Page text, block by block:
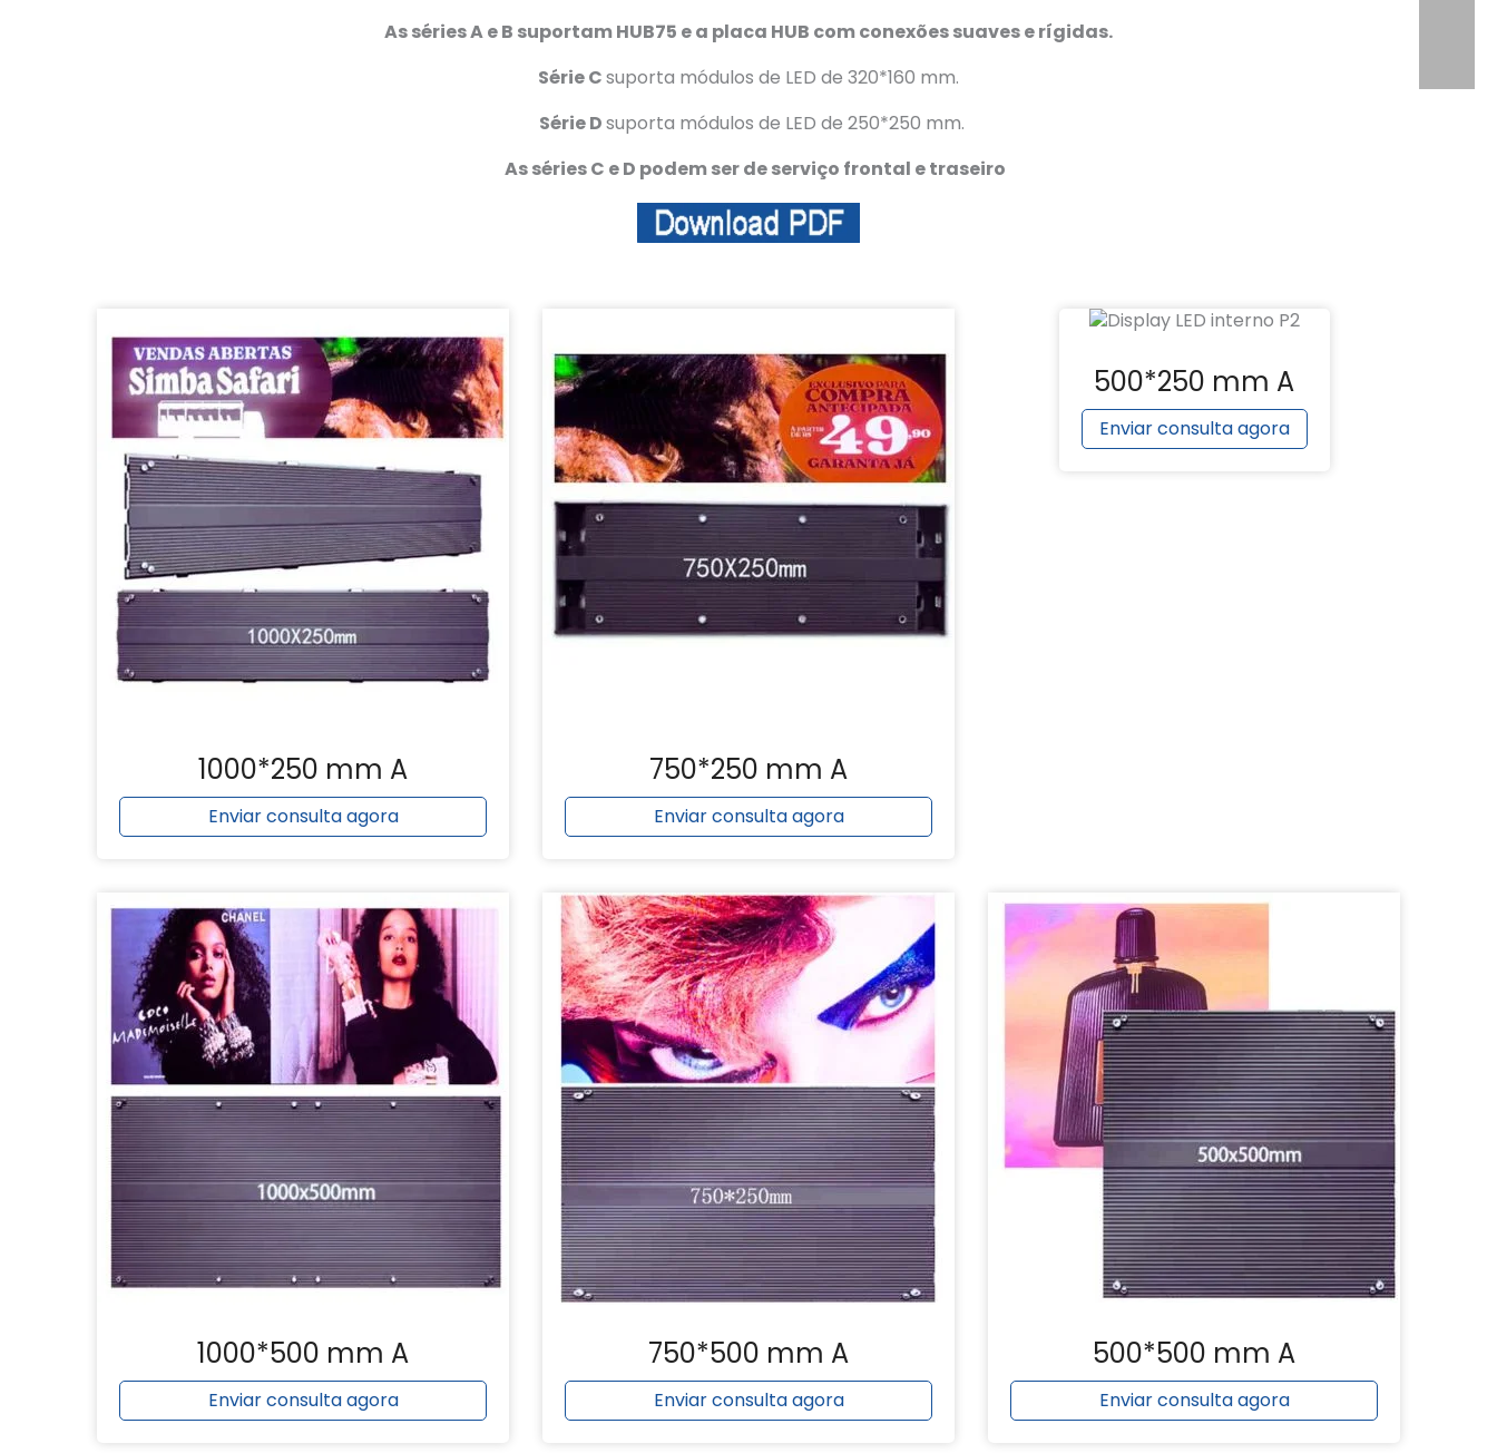
As séries A e B suportam HUB75 e a placa HUB com conexões suaves e rígidas.
Série Csuporta módulos de LED de 320*160 mm.
Série Dsuporta módulos de LED de 250*250 mm.
As séries C e D podem ser de serviço frontal e traseiro
1000*250 mm A
Enviar consulta agora
750*250 mm A
Enviar consulta agora
500*250 mm A
Enviar consulta agora
1000*500 mm A
Enviar consulta agora
750*500 mm A
Enviar consulta agora
500*500 mm A
Enviar consulta agora